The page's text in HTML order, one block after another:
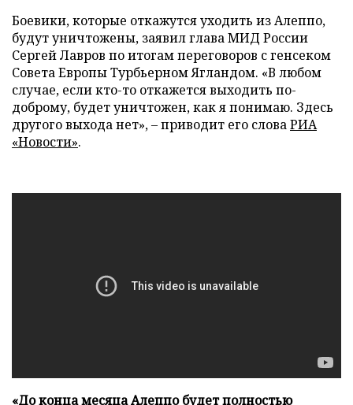
Боевики, которые откажутся уходить из Алеппо,
будут уничтожены, заявил глава МИД России
Сергей Лавров по итогам переговоров с генсеком
Совета Европы Турбьерном Ягландом. «В любом
случае, если кто-то откажется выходить по-
доброму, будет уничтожен, как я понимаю. Здесь
другого выхода нет», – приводит его словаРИА
«Новости».
«До конца месяца Алеппо будет полностью